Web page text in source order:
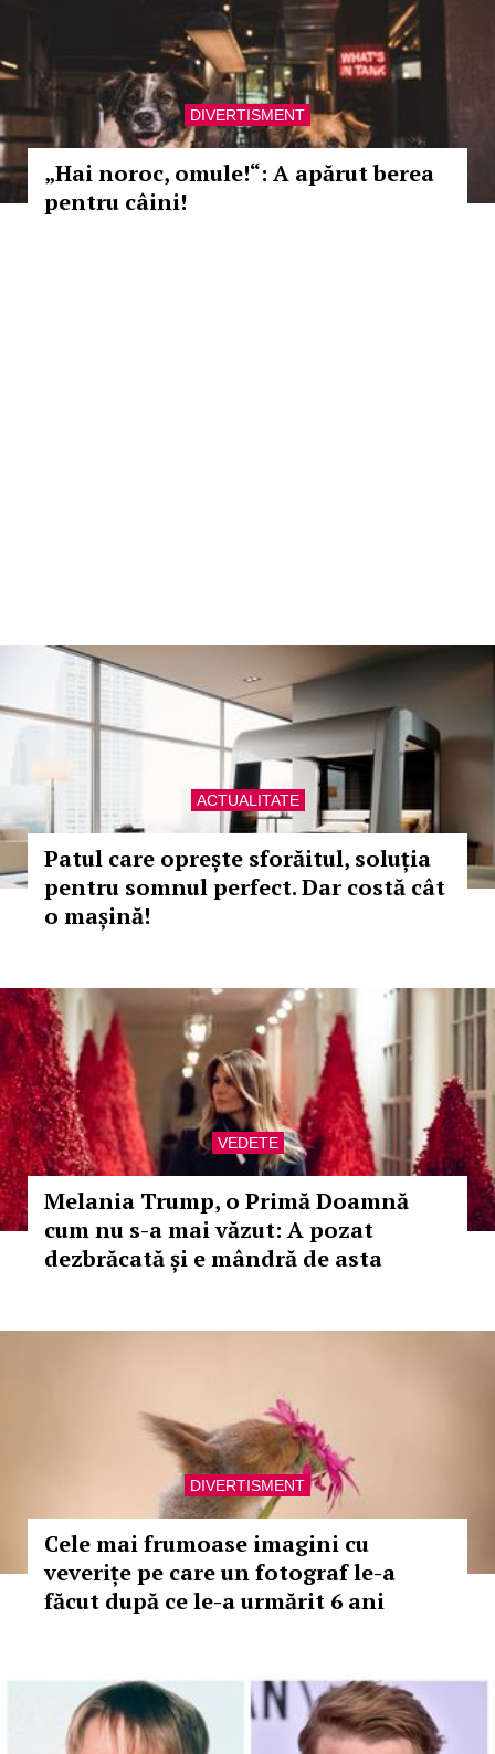
DIVERTISMENT
„Hai noroc, omule!“: A apărut berea
pentru câini!
ACTUALITATE
Patul care oprește sforăitul, soluția
pentru somnul perfect. Dar costă cât
o mașină!
VEDETE
Melania Trump, o Primă Doamnă
cum nu s-a mai văzut: A pozat
dezbrăcată și e mândră de asta
DIVERTISMENT
Cele mai frumoase imagini cu
veverițe pe care un fotograf le-a
făcut după ce le-a urmărit 6 ani